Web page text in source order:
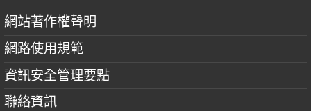
網站著作權聲明
網路使用規範
資訊安全管理要點
聯絡資訊